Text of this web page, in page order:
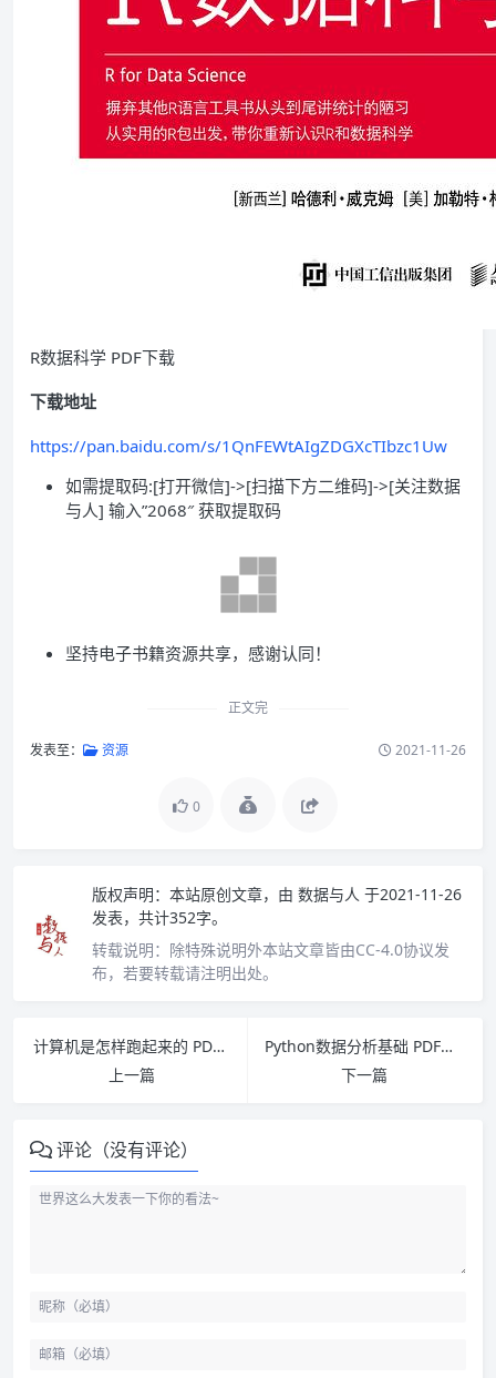
R数据科学 PDF下载
下载地址
https://pan.baidu.com/s/1QnFEWtAIgZDGXcTIbzc1Uw
如需提取码:[打开微信]->[扫描下方二维码]->[关注数据
与人] 输入”2068″ 获取提取码
坚持电子书籍资源共享，感谢认同！
正文完
发表至： 资源 2021-11-26
0
版权声明： 本站原创文章，由 数据与人 于2021-11-26
发表，共计352字。
转载说明： 除特殊说明外本站文章皆由CC-4.0协议发
布，若要转载请注明出处。
计算机是怎样跑起来的 PDF下载
上一篇
Python数据分析基础 PDF下载
下一篇
评论（没有评论）